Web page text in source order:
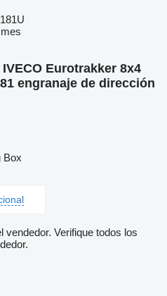
Eurotrakker 8x4
engranaje de dirección
Box
vendedor. Verifique todos los